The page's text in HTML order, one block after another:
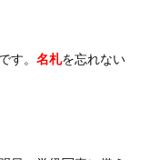
です。 名札を忘れない